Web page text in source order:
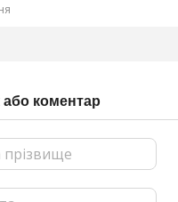
або коментар